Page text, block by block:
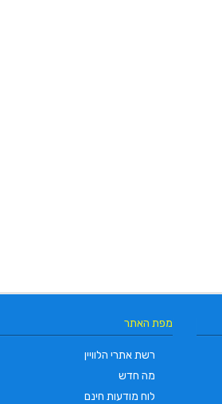
מפת האתר
רשת אתרי הלוויין
מה חדש
לוח מודעות חינם